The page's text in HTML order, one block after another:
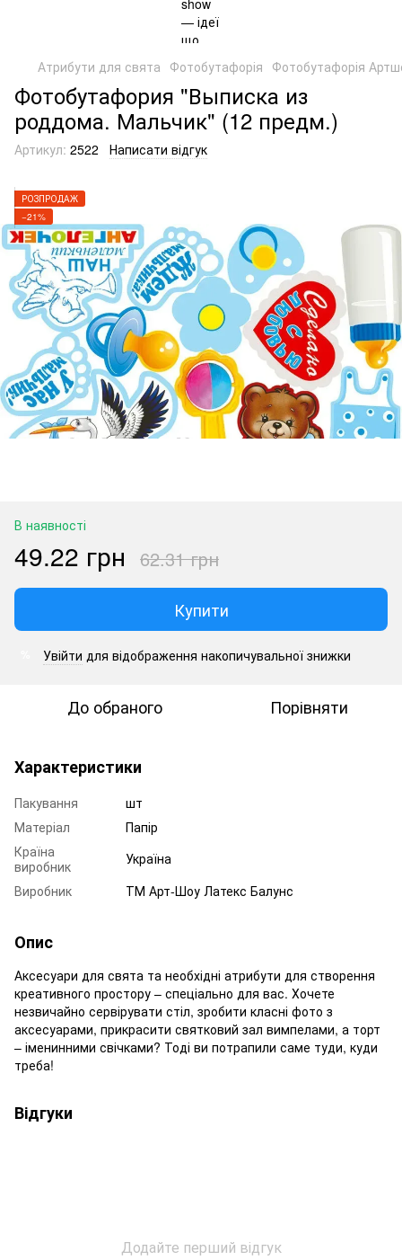
Атрибути для свята Фотобутафорія Фотобутафорія
Фотобутафория "Выписка из
роддома. Мальчик" (12 предм.)
Артикул: 2522 Написати відгук
РОЗПРОДАЖ
−21%
В наявності
49.22 грн 62.31 грн
Купити
Увійти для відображення накопичувальної знижки
До обраного Порівняти
Характеристики
Пакування
шт
Матеріал
Папір
Країна
виробник
Україна
Виробник
ТМ Арт-Шоу Латекс Балунс
Опис
Аксесуари для свята та необхідні атрибути для створення
креативного простору – спеціально для вас. Хочете
незвичайно сервірувати стіл, зробити класні фото з
аксесуарами, прикрасити святковий зал вимпелами, а торт
– іменинними свічками? Тоді ви потрапили саме туди, куди
треба!
Відгуки
Додайте перший відгук